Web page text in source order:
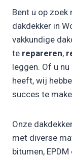
Bent u op zoek
dakdekker in
vakkundige
te repareren,
leggen. Of u nu
heeft, wij
succes te
Onze
met diverse
bitumen,